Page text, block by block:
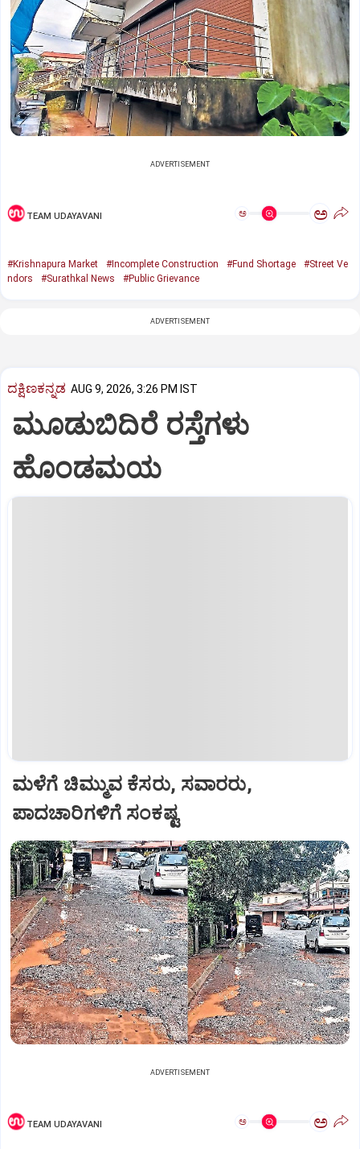
ADVERTISEMENT
TEAM UDAYAVANI ಅ ಅ
#Krishnapura Market #Incomplete Construction #Fund Shortage
#Street Ve
ndors
#Surathkal News #Public Grievance
ADVERTISEMENT
ದಕ್ಷಿಣಕನ್ನಡ AUG 9, 2026, 3:26 PM IST
ಮೂಡುಬಿದಿರೆ ರಸ್ತೆಗಳು
ಹೊಂಡಮಯ
ಮಳೆಗೆ ಚಿಮ್ಮುವ ಕೆಸರು, ಸವಾರರು,
ಪಾದಚಾರಿಗಳಿಗೆ ಸಂಕಷ್ಟ
ADVERTISEMENT
TEAM UDAYAVANI ಅ ಅ